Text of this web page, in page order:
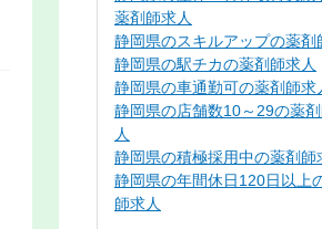
薬剤師求人
静岡県のスキルアップの薬剤
静岡県の駅チカの薬剤師求人
静岡県の車通勤可の薬剤師求
静岡県の店舗数10～29の薬
人
静岡県の積極採用中の薬剤師
静岡県の年間休日120日以上
師求人